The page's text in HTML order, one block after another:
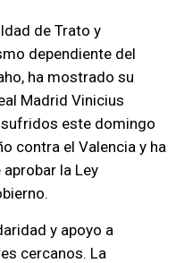
de Trato y
dependiente del
ha mostrado su
Madrid Vinicius
este domingo
contra el Valencia y ha
la Ley
y apoyo a
cercanos. La